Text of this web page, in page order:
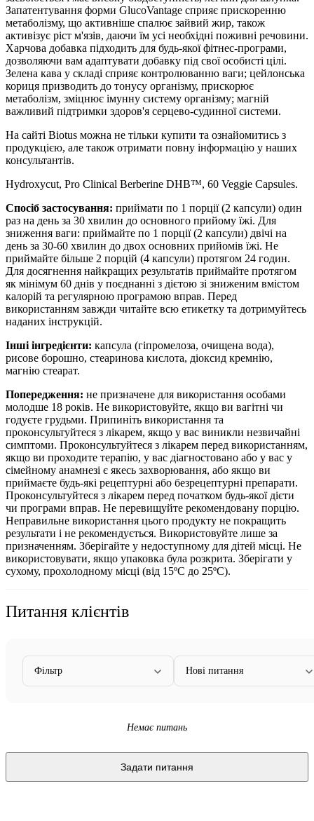
Запатентування форми GlucoVantage сприяє прискоренню
метаболізму, що активніше спалює зайвий жир, також
активізує ріст м'язів, даючи їм усі необхідні поживні речовини.
Харчова добавка підходить для будь-якої фітнес-програми,
дозволяючи вам адаптувати добавку під свої особисті цілі.
Зелена кава у складі сприяє контролюванню ваги; цейлонська
кориця призводить до тонусу організму, прискорює
метаболізм, зміцнює імунну систему організму; магній
важливий підтримки здоров'я серцево-судинної системи.
На сайті Biotus можна не тільки купити та ознайомитись з
продукцією, але також отримати повну інформацію у наших
консультантів.
Hydroxycut, Pro Clinical Berberine DHB™, 60 Veggie Capsules.
Спосіб застосування: приймати по 1 порції (2 капсули) один
раз на день за 30 хвилин до основного прийому їжі. Для
зниження ваги: приймайте по 1 порції (2 капсули) двічі на
день за 30-60 хвилин до двох основних прийомів їжі. Не
приймайте більше 2 порцій (4 капсули) протягом 24 годин.
Для досягнення найкращих результатів приймайте протягом
як мінімум 60 днів у поєднанні з дієтою зі зниженим вмістом
калорій та регулярною програмою вправ. Перед
використанням завжди читайте всю етикетку та дотримуйтесь
наданих інструкцій.
Інші інгредієнти: капсула (гіпромелоза, очищена вода),
рисове борошно, стеаринова кислота, діоксид кремнію,
магнію стеарат.
Попередження: не призначене для використання особами
молодше 18 років. Не використовуйте, якщо ви вагітні чи
годуєте грудьми. Припиніть використання та
проконсультуйтеся з лікарем, якщо у вас виникли незвичайні
симптоми. Проконсультуйтеся з лікарем перед використанням,
якщо ви проходите терапію, у вас діагностовано або у вас у
сімейному анамнезі є якесь захворювання, або якщо ви
приймаєте будь-які рецептурні або безрецептурні препарати.
Проконсультуйтеся з лікарем перед початком будь-якої дієти
чи програми вправ. Не перевищуйте рекомендовану порцію.
Неправильне використання цього продукту не покращить
результати і не рекомендується. Використовуйте лише за
призначенням. Зберігайте у недоступному для дітей місці. Не
використовувати, якщо упаковка була розкрита. Зберігати у
сухому, прохолодному місці (від 15ºС до 25ºС).
Питання клієнтів
Фільтр Нові питання
Немає питань
Задати питання